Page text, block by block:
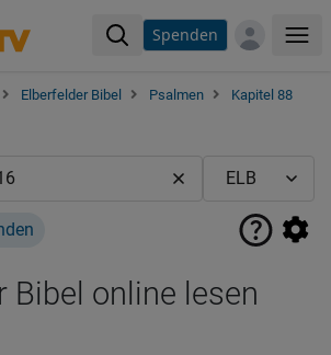
Spenden
Elberfelder Bibel Psalmen
Kapitel 88
Bibel online lesen